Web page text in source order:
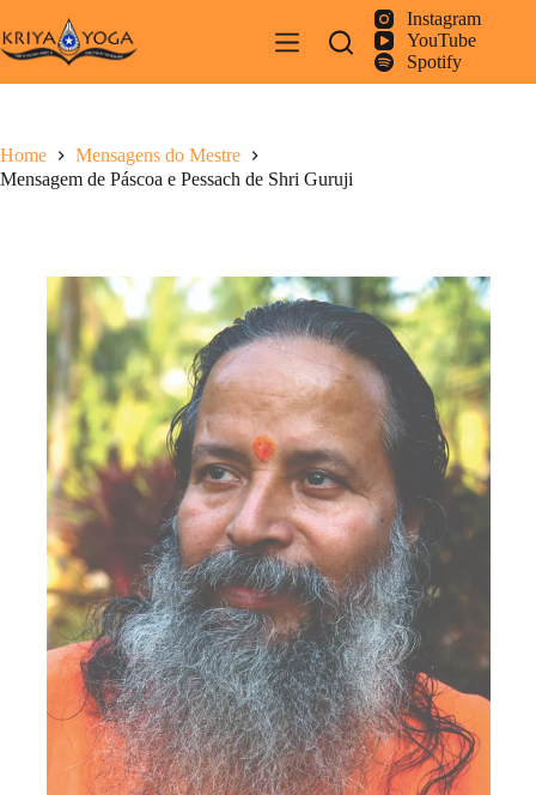
para
o
Instagram
YouTube
Spotify
Home
Mensagens do Mestre
Mensagem de Páscoa e Pessach de Shri Guruji